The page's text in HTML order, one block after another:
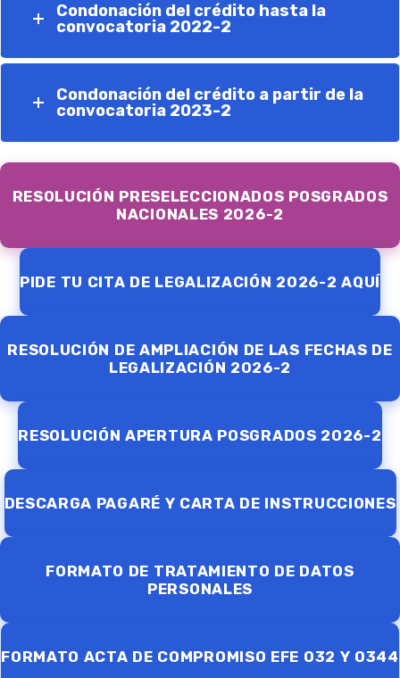
Condonación del crédito hasta la
convocatoria 2022-2
Condonación del crédito a partir de la
convocatoria 2023-2
RESOLUCIÓN PRESELECCIONADOS POSGRADOS
NACIONALES 2026-2
PIDE TU CITA DE LEGALIZACIÓN 2026-2 AQUÍ
RESOLUCIÓN DE AMPLIACIÓN DE LAS FECHAS DE
LEGALIZACIÓN 2026-2
RESOLUCIÓN APERTURA POSGRADOS 2026-2
DESCARGA PAGARÉ Y CARTA DE INSTRUCCIONES
FORMATO DE TRATAMIENTO DE DATOS
PERSONALES
FORMATO ACTA DE COMPROMISO EFE 032 Y 0344